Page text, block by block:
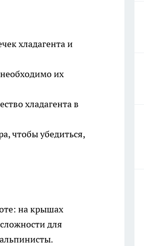
хладагента и
необходимо их
хладагента в
чтобы убедиться,
на крышах
для